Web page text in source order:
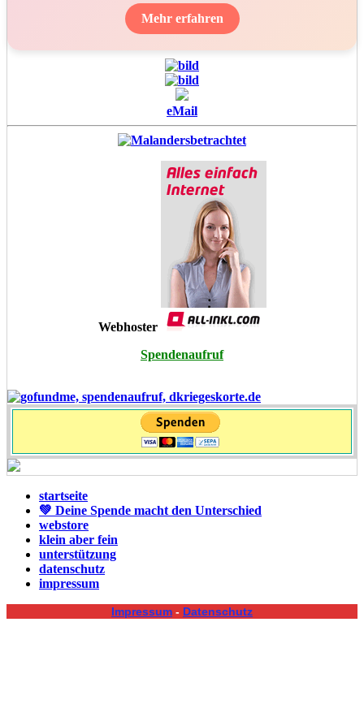
Mehr erfahren
eMail
Webhoster
Spendenaufruf
startseite
💚 Deine Spende macht den Unterschied
webstore
klein aber fein
unterstützung
datenschutz
impressum
Impressum - Datenschutz